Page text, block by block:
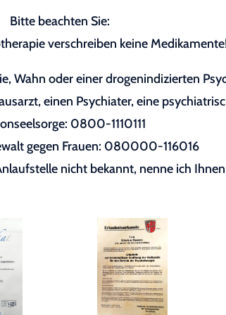
Bitte beachten Sie:
verschreiben keine
Wahn oder einer drogenindizierten
einen Psychiater, eine
0800-1110111
gegen Frauen: 080000-116016
nicht bekannt, nenne ich